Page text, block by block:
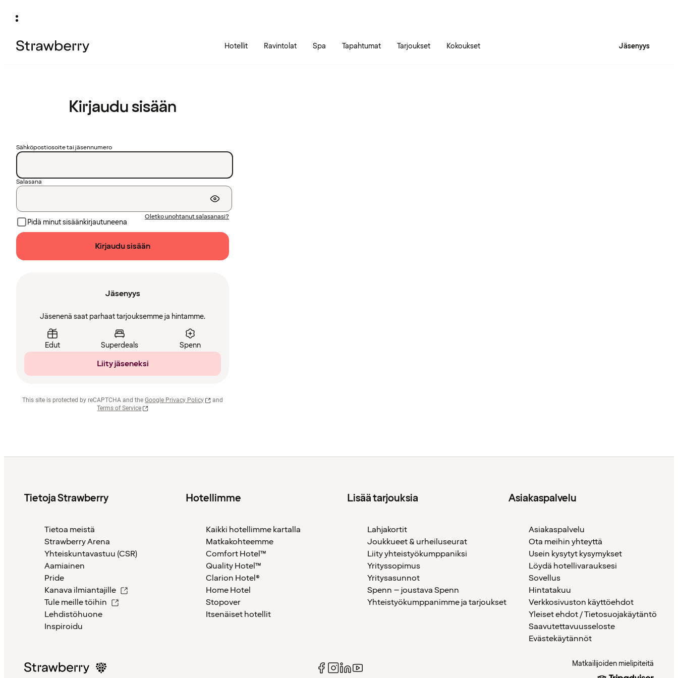
Hotellit Ravintolat Spa Tapahtumat Tarjoukset Kokoukset Jäsenyys
Kirjaudu sisään
Sähköpostiosoite tai jäsennumero
Salasana
Pidä minut sisäänkirjautuneena
Oletko unohtanut salasanasi?
Kirjaudu sisään
Jäsenyys
Jäsenenä saat parhaat tarjouksemme ja hintamme.
Edut Superdeals Spenn
Liity jäseneksi
This site is protected by reCAPTCHA and the Google Privacy Policy
and
Terms of Service
Tietoja Strawberry
Tietoa meistä
Strawberry Arena
Yhteiskuntavastuu (CSR)
Aamiainen
Pride
Kanava ilmiantajille
Tule meille töihin
Lehdistöhuone
Inspiroidu
Hotellimme
Kaikki hotellimme kartalla
Matkakohteemme
Comfort Hotel™
Quality Hotel™
Clarion Hotel®
Home Hotel
Stopover
Itsenäiset hotellit
Lisää tarjouksia
Lahjakortit
Joukkueet & urheiluseurat
Liity yhteistyökumppaniksi
Yrityssopimus
Yritysasunnot
Spenn – joustava Spenn
Yhteistyökumppanimme ja tarjoukset
Asiakaspalvelu
Asiakaspalvelu
Ota meihin yhteyttä
Usein kysytyt kysymykset
Löydä hotellivarauksesi
Sovellus
Hintatakuu
Verkkosivuston käyttöehdot
Yleiset ehdot / Tietosuojakäytäntö
Saavutettavuusseloste
Evästekäytännöt
Matkailijoiden mielipiteitä